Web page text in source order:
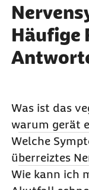
Häufige
Was ist das
warum gerät
Das vegetative
automatisch im
lebenswichtige
Welche
überreiztes
Ein aus der
Wie kann ich